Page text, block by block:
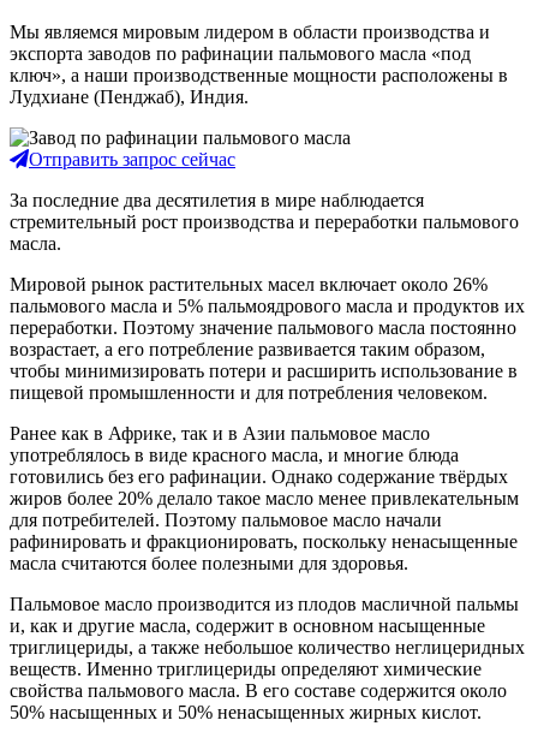
Мы являемся мировым лидером в области производства и
экспорта заводов по рафинации пальмового масла «под
ключ», а наши производственные мощности расположены в
Лудхиане (Пенджаб), Индия.
Отправить запрос сейчас
За последние два десятилетия в мире наблюдается
стремительный рост производства и переработки пальмового
масла.
Мировой рынок растительных масел включает около 26%
пальмового масла и 5% пальмоядрового масла и продуктов их
переработки. Поэтому значение пальмового масла постоянно
возрастает, а его потребление развивается таким образом,
чтобы минимизировать потери и расширить использование в
пищевой промышленности и для потребления человеком.
Ранее как в Африке, так и в Азии пальмовое масло
употреблялось в виде красного масла, и многие блюда
готовились без его рафинации. Однако содержание твёрдых
жиров более 20% делало такое масло менее привлекательным
для потребителей. Поэтому пальмовое масло начали
рафинировать и фракционировать, поскольку ненасыщенные
масла считаются более полезными для здоровья.
Пальмовое масло производится из плодов масличной пальмы
и, как и другие масла, содержит в основном насыщенные
триглицериды, а также небольшое количество неглицеридных
веществ. Именно триглицериды определяют химические
свойства пальмового масла. В его составе содержится около
50% насыщенных и 50% ненасыщенных жирных кислот.